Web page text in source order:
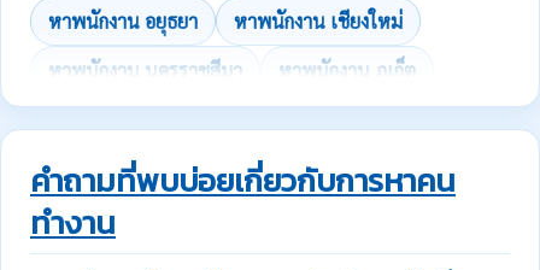
หาพนักงาน อยุธยา
หาพนักงาน เชียงใหม่
หาพนักงาน นครราชสีมา
หาพนักงาน ภูเก็ต
คำถามที่พบบ่อยเกี่ยวกับการหาคน
ทำงาน